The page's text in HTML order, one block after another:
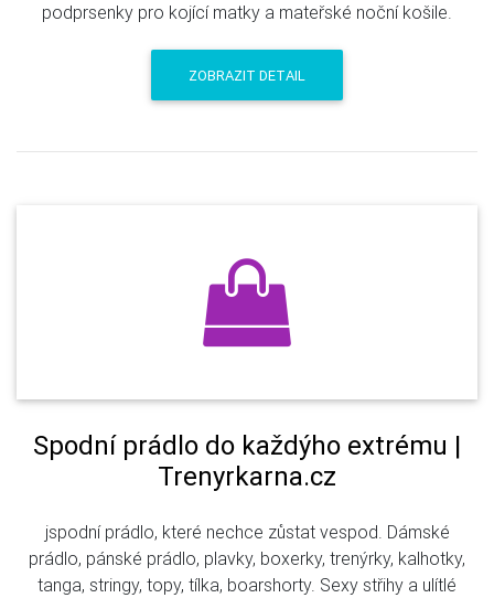
podprsenky pro kojící matky a mateřské noční košile.
ZOBRAZIT DETAIL
Spodní prádlo do každýho extrému |
Trenyrkarna.cz
jspodní prádlo, které nechce zůstat vespod. Dámské
prádlo, pánské prádlo, plavky, boxerky, trenýrky, kalhotky,
tanga, stringy, topy, tílka, boarshorty. Sexy střihy a ulítlé